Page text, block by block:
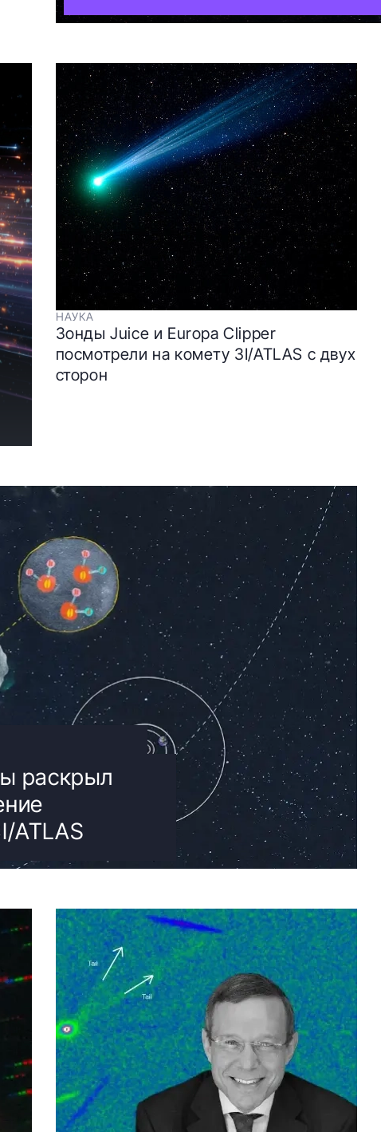
НАУКА
Зонды Juice и Europa Clipper
посмотрели на комету 3I/ATLAS с двух
сторон
раскрыл
ATLAS